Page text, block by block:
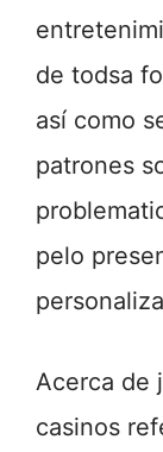
de todsa
así­ como
patrones
pelo
Acerca de
casinos